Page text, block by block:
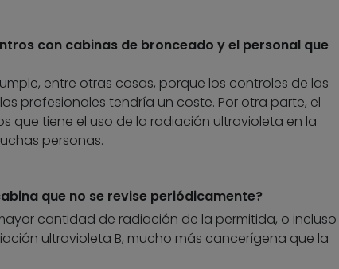
con cabinas de bronceado y el personal que
entre otras cosas, porque los controles de las
profesionales tendría un coste. Por otra parte, el
que tiene el uso de la radiación ultravioleta en la
personas.
que no se revise periódicamente?
cantidad de radiación de la permitida, o incluso
ultravioleta B, mucho más cancerígena que la